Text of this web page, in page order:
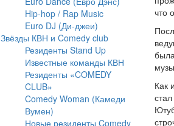
Hip-hop / Rap Music
Euro DJ (Ди-джеи)
Звёзды КВН и Comedy club
Резиденты Stand Up
Известные команды КВН
Резиденты «COMEDY
CLUB»
Comedy Woman (Камеди
Вумен)
Новые резиденты Comedy
что
Как